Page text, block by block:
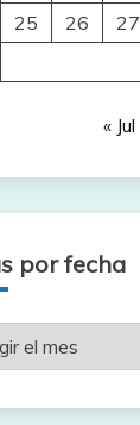
25 26 27
« Jul
por fecha